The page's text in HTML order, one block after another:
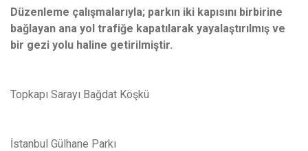
Düzenleme çalışmalarıyla; parkın iki kapısını birbirine
bağlayan ana yol trafiğe kapatılarak yayalaştırılmış ve
bir gezi yolu haline getirilmiştir.
Topkapı Sarayı Bağdat Köşkü
İstanbul Gülhane Parkı